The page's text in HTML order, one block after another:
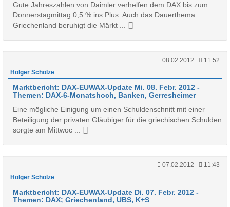
Gute Jahreszahlen von Daimler verhelfen dem DAX bis zum
Donnerstagmittag 0,5 % ins Plus. Auch das Dauerthema
Griechenland beruhigt die Märkt ...
08.02.2012
11:52
Holger Scholze
Marktbericht: DAX-EUWAX-Update Mi. 08. Febr. 2012 -
Themen: DAX-6-Monatshoch, Banken, Gerresheimer
Eine mögliche Einigung um einen Schuldenschnitt mit einer
Beteiligung der privaten Gläubiger für die griechischen Schulden
sorgte am Mittwoc ...
07.02.2012
11:43
Holger Scholze
Marktbericht: DAX-EUWAX-Update Di. 07. Febr. 2012 -
Themen: DAX; Griechenland, UBS, K+S